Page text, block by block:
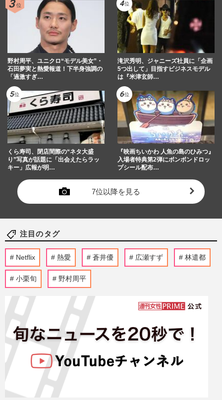
野村周平、ユニクロ“モデル美女”・
石田夢実と熱愛報道！下半身強調の
「過激すぎ…
滝沢秀明、ジャニーズ社員に「企画
5つ出して」目指すビジネスモデル
は『米津玄師…
くら寿司、閉店間際の“ネタ大盛
り”写真が話題に「出会えたらラッ
キー」広報が明…
『映画ちいかわ 人魚の島のひみつ』
入場者特典第2弾にボンボンドロッ
プシール配布…
7位以降を見る
注目のタグ
Netflix 熱愛 蒼井優 広瀬すず 林遣都
小栗旬 野村周平